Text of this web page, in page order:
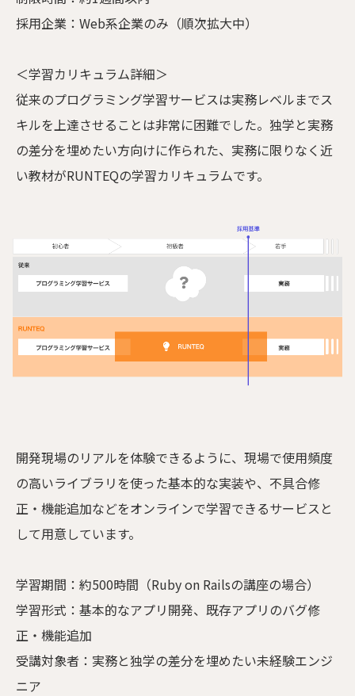
採用企業：Web系企業のみ（順次拡大中）
＜学習カリキュラム詳細＞
従来のプログラミング学習サービスは実務レベルまでス
キルを上達させることは非常に困難でした。独学と実務
の差分を埋めたい方向けに作られた、実務に限りなく近
い教材がRUNTEQの学習カリキュラムです。
開発現場のリアルを体験できるように、現場で使用頻度
の高いライブラリを使った基本的な実装や、不具合修
正・機能追加などをオンラインで学習できるサービスと
して用意しています。
学習期間：約500時間（Ruby on Railsの講座の場合）
学習形式：基本的なアプリ開発、既存アプリのバグ修
正・機能追加
受講対象者：実務と独学の差分を埋めたい未経験エンジ
ニア